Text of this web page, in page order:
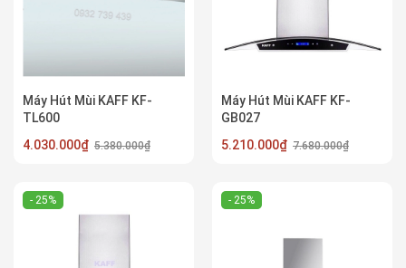
Máy Hút Mùi KAFF KF-
TL600
4.030.000₫ 5.380.000₫
Máy Hút Mùi KAFF KF-
GB027
5.210.000₫ 7.680.000₫
- 25% - 25%